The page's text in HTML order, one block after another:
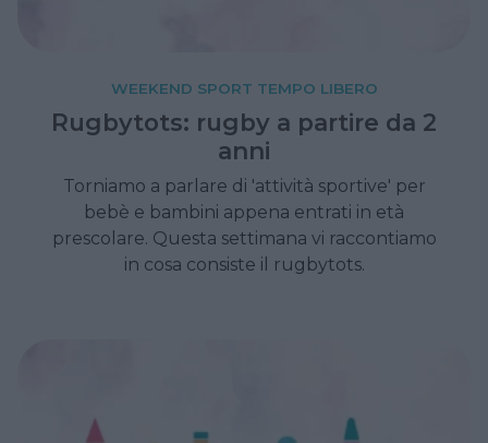
WEEKEND SPORT TEMPO LIBERO
Rugbytots: rugby a partire da 2
anni
Torniamo a parlare di 'attività sportive' per
bebè e bambini appena entrati in età
prescolare. Questa settimana vi raccontiamo
in cosa consiste il rugbytots.